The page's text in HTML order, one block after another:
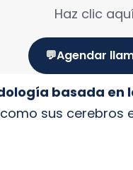
Haz clic
💬Agendar
basada en
sus cerebros